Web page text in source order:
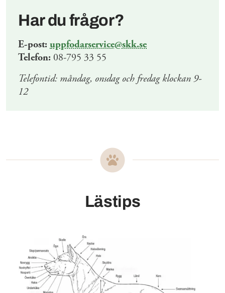
Har du frågor?
E-post: uppfodarservice@skk.se
Telefon: 08-795 33 55
Telefontid: måndag, onsdag och fredag klockan 9-
12
Lästips